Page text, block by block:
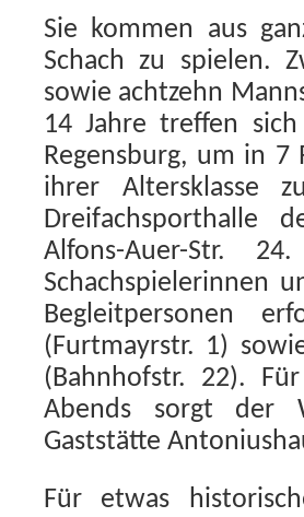
Sie kommen aus
Schach zu spielen.
sowie achtzehn
14 Jahre treffen
Regensburg, um in 7
ihrer Altersklasse
Dreifachsporthalle
Alfons-Auer-Str.
Schachspielerinnen
Begleitpersonen
(Furtmayrstr. 1)
(Bahnhofstr. 22).
Abends sorgt der
Gaststätte
Für etwas